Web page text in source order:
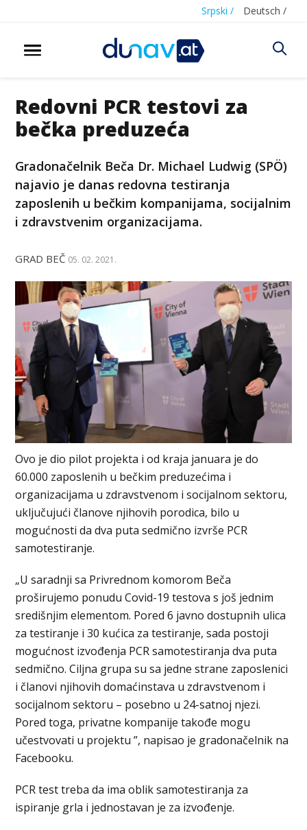
Srpski / Deutsch /
Redovni PCR testovi za
bečka preduzeća
Gradonačelnik Beča Dr. Michael Ludwig (SPÖ)
najavio je danas redovna testiranja
zaposlenih u bečkim kompanijama, socijalnim
i zdravstvenim organizacijama.
GRAD BEČ 05. 02. 2021.
Ovo je dio pilot projekta i od kraja januara je do
60.000 zaposlenih u bečkim preduzećima i
organizacijama u zdravstvenom i socijalnom sektoru,
uključujući članove njihovih porodica, bilo u
mogućnosti da dva puta sedmično izvrše PCR
samotestiranje.
„U saradnji sa Privrednom komorom Beča
proširujemo ponudu Covid-19 testova s ​​još jednim
središnjim elementom. Pored 6 javno dostupnih ulica
za testiranje i 30 kućica za testiranje, sada postoji
mogućnost izvođenja PCR samotestiranja dva puta
sedmično. Ciljna grupa su sa jedne strane zaposlenici
i članovi njihovih domaćinstava u zdravstvenom i
socijalnom sektoru – posebno u 24-satnoj njezi.
Pored toga, privatne kompanije takođe mogu
učestvovati u projektu ”, napisao je gradonačelnik na
Facebooku.
PCR test treba da ima oblik samotestiranja za
ispiranje grla i jednostavan je za izvođenje.